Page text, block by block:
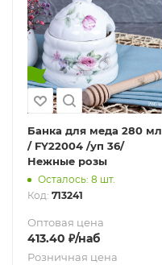
Банка для меда 280 мл
/ FY22004 /уп 36/
Нежные розы
Осталось: 8 шт.
Код: 713241
Оптовая цена
413.40 ₽/наб
Розничная цена